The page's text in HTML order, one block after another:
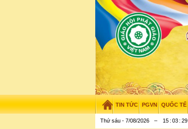
TIN TỨC PGVN QUỐC TẾ
Thứ sáu - 7/08/2026 – 15 : 03 : 30